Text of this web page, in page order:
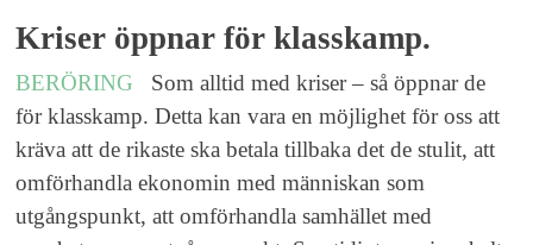
Kriser öppnar för klasskamp.
BERÖRING
Som alltid med kriser – så öppnar de
för klasskamp. Detta kan vara en möjlighet för oss att
kräva att de rikaste ska betala tillbaka det de stulit, att
omförhandla ekonomin med människan som
utgångspunkt, att omförhandla samhället med